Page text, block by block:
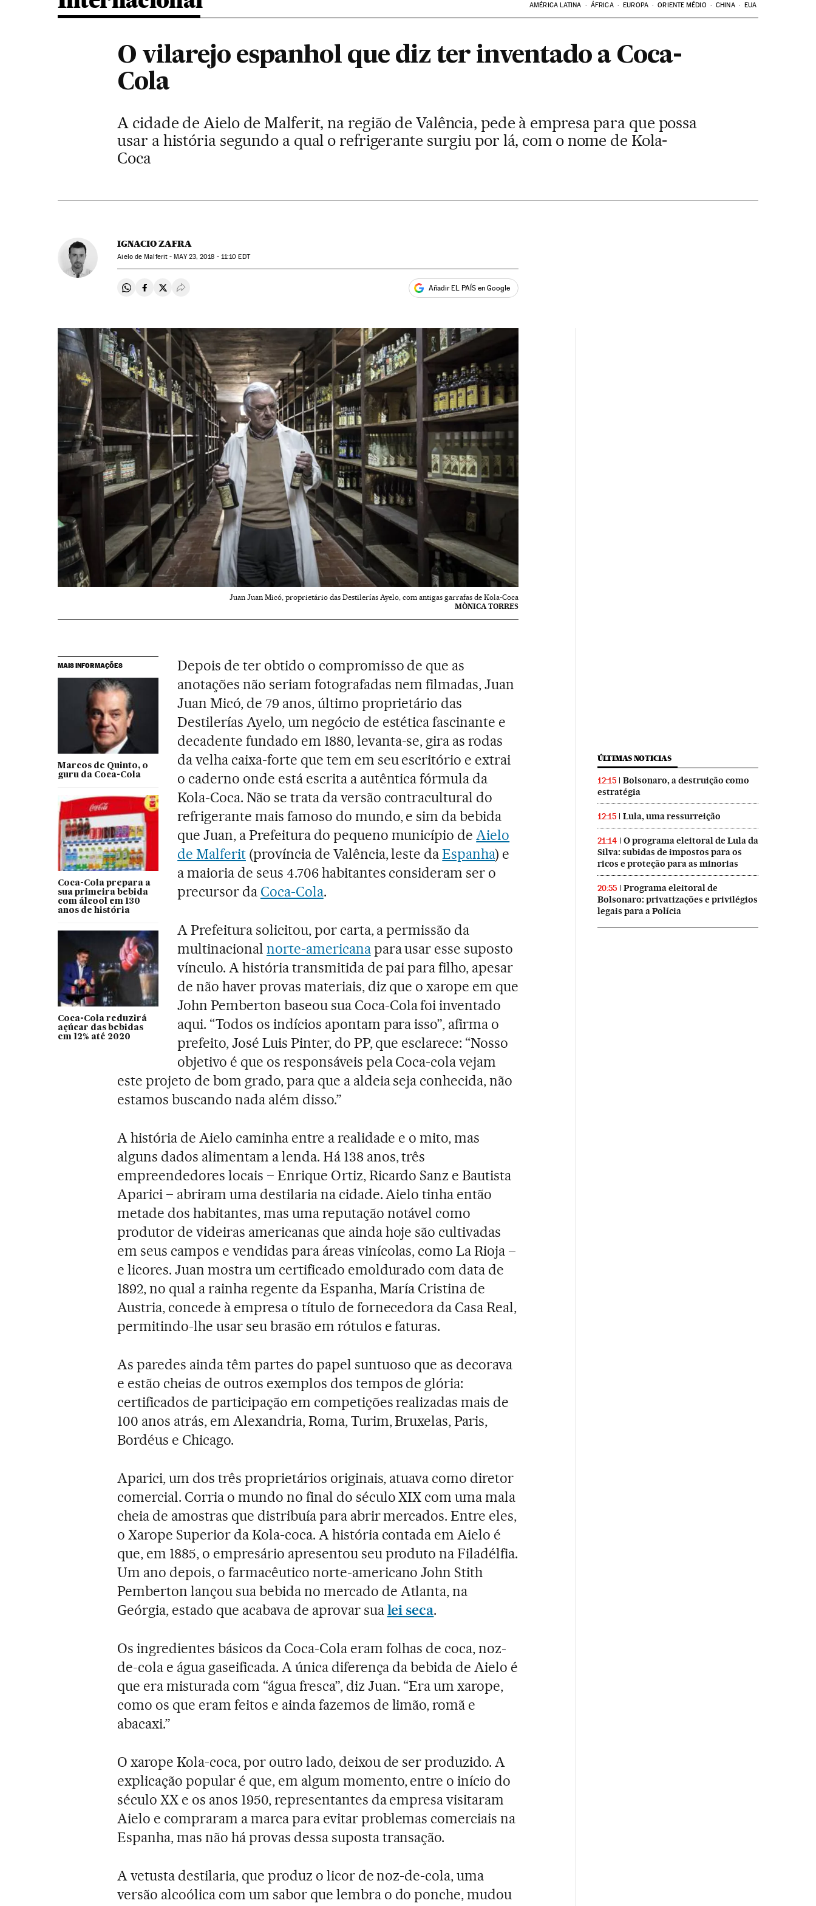
AMÉRICA LATINA ÁFRICA EUROPA ORIENTE MÉDIO CHINA EUA
O vilarejo espanhol que diz ter inventado a Coca-
Cola
A cidade de Aielo de Malferit, na região de Valência, pede à empresa para que possa
usar a história segundo a qual o refrigerante surgiu por lá, com o nome de Kola-
Coca
IGNACIO ZAFRA
Aielo de Malferit -MAY23, 2018 - 11:10 EDT
Compartir en Whatsapp
Compartir en Facebook
Compartir en Twitter
Desplegar Redes Sociales Añadir EL PAÍS en Google
Juan Juan Micó, proprietário das Destilerías Ayelo, com antigas garrafas de Kola-Coca
MÒNICA TORRES
MAIS INFORMAÇÕES
Marcos de Quinto, o
guru da Coca-Cola
Coca-Cola prepara a
sua primeira bebida
com álcool em 130
anos de história
Coca-Cola reduzirá
açúcar das bebidas
em 12% até 2020
Depois de ter obtido o compromisso de que as
anotações não seriam fotografadas nem filmadas, Juan
Juan Micó, de 79 anos, último proprietário das
Destilerías Ayelo, um negócio de estética fascinante e
decadente fundado em 1880, levanta-se, gira as rodas
da velha caixa-forte que tem em seu escritório e extrai
o caderno onde está escrita a autêntica fórmula da
Kola-Coca. Não se trata da versão contracultural do
refrigerante mais famoso do mundo, e sim da bebida
que Juan, a Prefeitura do pequeno município deAielo
de Malferit(província de Valência, leste daEspanha) e
a maioria de seus 4.706 habitantes consideram ser o
precursor da Coca-Cola.
A Prefeitura solicitou, por carta, a permissão da
multinacional norte-americanapara usar esse suposto
vínculo. A história transmitida de pai para filho, apesar
de não haver provas materiais, diz que o xarope em que
John Pemberton baseou sua Coca-Cola foi inventado
aqui. “Todos os indícios apontam para isso”, afirma o
prefeito, José Luis Pinter, do PP, que esclarece: “Nosso
objetivo é que os responsáveis pela Coca-cola vejam
este projeto de bom grado, para que a aldeia seja conhecida, não
estamos buscando nada além disso.”
A história de Aielo caminha entre a realidade e o mito, mas
alguns dados alimentam a lenda. Há 138 anos, três
empreendedores locais – Enrique Ortiz, Ricardo Sanz e Bautista
Aparici – abriram uma destilaria na cidade. Aielo tinha então
metade dos habitantes, mas uma reputação notável como
produtor de videiras americanas que ainda hoje são cultivadas
em seus campos e vendidas para áreas vinícolas, como La Rioja –
e licores. Juan mostra um certificado emoldurado com data de
1892, no qual a rainha regente da Espanha, María Cristina de
Austria, concede à empresa o título de fornecedora da Casa Real,
permitindo-lhe usar seu brasão em rótulos e faturas.
As paredes ainda têm partes do papel suntuoso que as decorava
e estão cheias de outros exemplos dos tempos de glória:
certificados de participação em competições realizadas mais de
100 anos atrás, em Alexandria, Roma, Turim, Bruxelas, Paris,
Bordéus e Chicago.
Aparici, um dos três proprietários originais, atuava como diretor
comercial. Corria o mundo no final do século XIX com uma mala
cheia de amostras que distribuía para abrir mercados. Entre eles,
o Xarope Superior da Kola-coca. A história contada em Aielo é
que, em 1885, o empresário apresentou seu produto na Filadélfia.
Um ano depois, o farmacêutico norte-americano John Stith
Pemberton lançou sua bebida no mercado de Atlanta, na
Geórgia, estado que acabava de aprovar sualei seca.
Os ingredientes básicos da Coca-Cola eram folhas de coca, noz-
de-cola e água gaseificada. A única diferença da bebida de Aielo é
que era misturada com “água fresca”, diz Juan. “Era um xarope,
como os que eram feitos e ainda fazemos de limão, romã e
abacaxi.”
O xarope Kola-coca, por outro lado, deixou de ser produzido. A
explicação popular é que, em algum momento, entre o início do
século XX e os anos 1950, representantes da empresa visitaram
Aielo e compraram a marca para evitar problemas comerciais na
Espanha, mas não há provas dessa suposta transação.
A vetusta destilaria, que produz o licor de noz-de-cola, uma
versão alcoólica com um sabor que lembra o do ponche, mudou
ÚLTIMAS NOTICIAS
12:15
Bolsonaro, a destruição como
estratégia
12:15 Lula, uma ressurreição
21:14
O programa eleitoral de Lula da
Silva: subidas de impostos para os
ricos e proteção para as minorias
20:55
Programa eleitoral de
Bolsonaro: privatizações e privilégios
legais para a Polícia